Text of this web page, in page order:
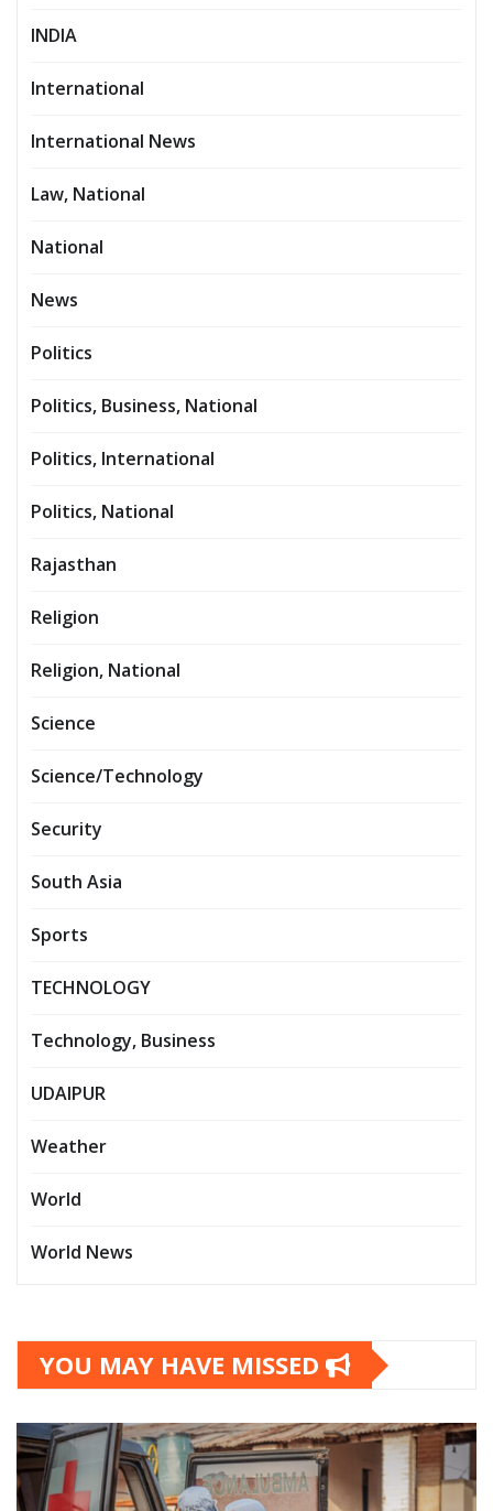
INDIA
International
International News
Law, National
National
News
Politics
Politics, Business, National
Politics, International
Politics, National
Rajasthan
Religion
Religion, National
Science
Science/Technology
Security
South Asia
Sports
TECHNOLOGY
Technology, Business
UDAIPUR
Weather
World
World News
YOU MAY HAVE MISSED